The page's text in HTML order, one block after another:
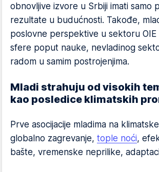
obnovljive izvore u Srbiji imati samo
rezultate u budućnosti. Takođe,
poslovne perspektive u sektoru
sfere poput nauke, nevladinog
radom u samim postrojenjima.
Mladi strahuju od visokih
kao posledice klimatskih
Prve asocijacije mladima na
globalno zagrevanje, tople noći,
bašte, vremenske neprilike,